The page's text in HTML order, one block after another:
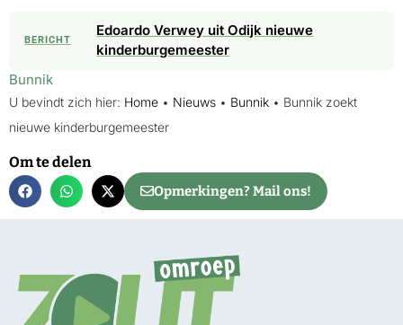
BERICHT
Edoardo Verwey uit Odijk nieuwe
kinderburgemeester
Bunnik
U bevindt zich hier: Home • Nieuws • Bunnik • Bunnik zoekt
nieuwe kinderburgemeester
Om te delen
Opmerkingen? Mail ons!